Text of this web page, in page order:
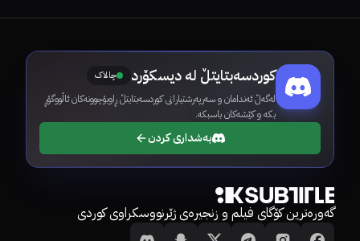
کوردسەبتایتڵ لە دیسکۆرد چالاک
لەگەڵ ئەندامان و سەرپەرشتیارانی کوردسەبتایتڵ ڕاوبۆچوونەکان ئاڵووگۆڕ
بکە و کێشەکان باسبکە.
بەشداری کردن
گەورەترین کۆگای فیلم و زنجیرەی ژێرنووسکراوی کوردی